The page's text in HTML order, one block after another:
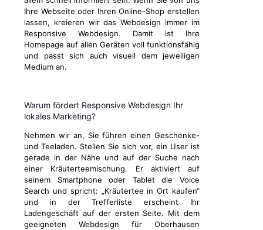
Ihre Webseite oder Ihren Online-Shop erstellen
lassen, kreieren wir das Webdesign immer im
Responsive Webdesign. Damit ist Ihre
Homepage auf allen Geräten voll funktionsfähig
und passt sich auch visuell dem jeweiligen
Medium an.
Warum fördert Responsive Webdesign Ihr
lokales Marketing?
Nehmen wir an, Sie führen einen Geschenke-
und Teeladen. Stellen Sie sich vor, ein User ist
gerade in der Nähe und auf der Suche nach
einer Kräuterteemischung. Er aktiviert auf
seinem Smartphone oder Tablet die Voice
Search und spricht: „Kräutertee in Ort kaufen“
und in der Trefferliste erscheint Ihr
Ladengeschäft auf der ersten Seite. Mit dem
geeigneten Webdesign für Oberhausen